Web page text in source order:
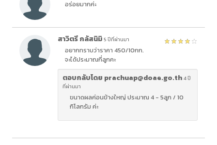
อร่อย​มาก​ค่ะ
สาวิตรี กลัสนิมิ5 ปีที่ผ่านมา
อยากทราบว่าราคา 450/10กก.
จะได้ประมาณกี่ลูกคะ
ตอบกลับโดย prachuap@doae.go.th4 ปี
ที่ผ่านมา
ขนาดผลค่อนข้างใหญ่ ประมาณ 4 - 5ลูก / 10
กิโลกรัม ค่ะ